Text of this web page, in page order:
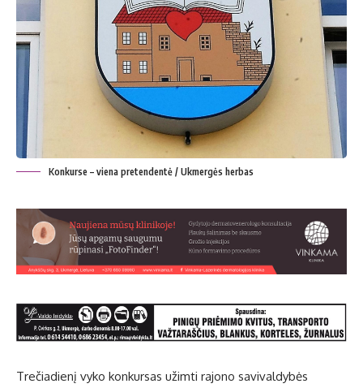
Konkurse – viena pretendentė / Ukmergės herbas
Trečiadienį vyko konkursas užimti rajono savivaldybės